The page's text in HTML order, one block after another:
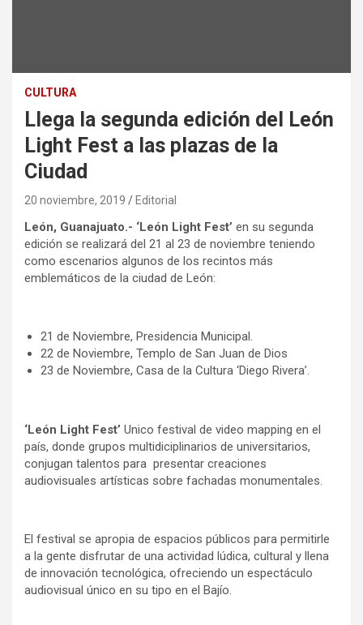
CULTURA
Llega la segunda edición del León
Light Fest a las plazas de la
Ciudad
20 noviembre, 2019 Editorial
León, Guanajuato.- ‘León Light Fest’ en su segunda
edición se realizará del 21 al 23 de noviembre teniendo
como escenarios algunos de los recintos más
emblemáticos de la ciudad de León:
21 de Noviembre, Presidencia Municipal.
22 de Noviembre, Templo de San Juan de Dios
23 de Noviembre, Casa de la Cultura ‘Diego Rivera’.
‘León Light Fest’ Unico festival de video mapping en el
país, donde grupos multidiciplinarios de universitarios,
conjugan talentos para presentar creaciones
audiovisuales artísticas sobre fachadas monumentales.
El festival se apropia de espacios públicos para permitirle
a la gente disfrutar de una actividad lúdica, cultural y llena
de innovación tecnológica, ofreciendo un espectáculo
audiovisual único en su tipo en el Bajío.